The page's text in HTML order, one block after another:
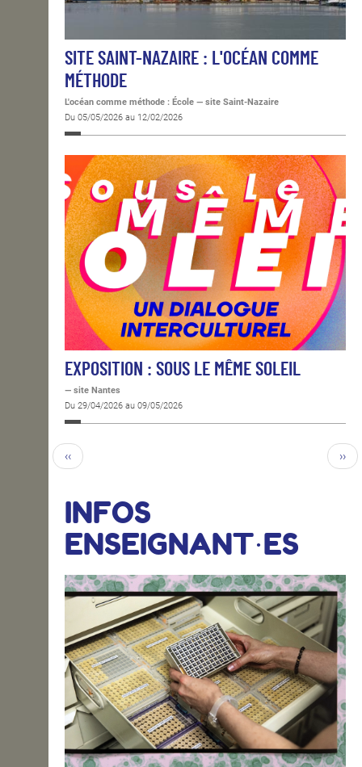
SITE SAINT-NAZAIRE : L'OCÉAN COMME
MÉTHODE
L'océan comme méthode : École — site Saint-Nazaire
Du 05/05/2026 au 12/02/2026
EXPOSITION : SOUS LE MÊME SOLEIL
— site Nantes
Du 29/04/2026 au 09/05/2026
‹‹ ››
INFOS
ENSEIGNANT·ES